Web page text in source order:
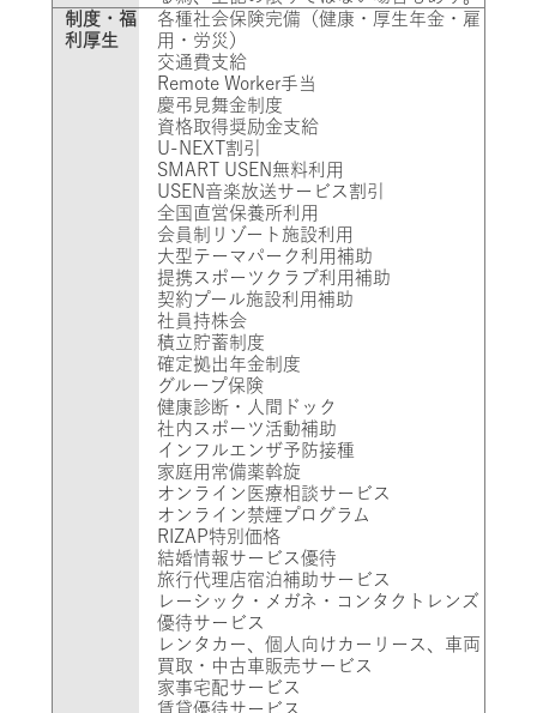
制度・福
利厚生
各種社会保険完備（健康・厚生年金・雇
用・労災）
交通費支給
Remote Worker手当
慶弔見舞金制度
資格取得奨励金支給
U-NEXT割引
SMART USEN無料利用
USEN音楽放送サービス割引
全国直営保養所利用
会員制リゾート施設利用
大型テーマパーク利用補助
提携スポーツクラブ利用補助
契約プール施設利用補助
社員持株会
積立貯蓄制度
確定拠出年金制度
グループ保険
健康診断・人間ドック
社内スポーツ活動補助
インフルエンザ予防接種
家庭用常備薬斡旋
オンライン医療相談サービス
オンライン禁煙プログラム
RIZAP特別価格
結婚情報サービス優待
旅行代理店宿泊補助サービス
レーシック・メガネ・コンタクトレンズ
優待サービス
レンタカー、個人向けカーリース、車両
買取・中古車販売サービス
家事宅配サービス
賃貸優待サービス